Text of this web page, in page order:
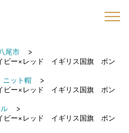
尾市
ビー×レッド イギリス国旗 ボン
ニット帽
ビー×レッド イギリス国旗 ボン
ビー×レッド イギリス国旗 ボン